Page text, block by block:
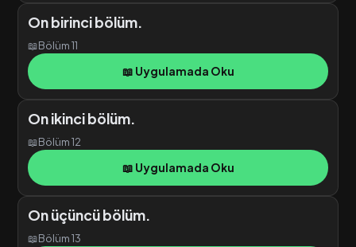
On birinci bölüm.
📖Bölüm 11
📖 Uygulamada Oku
On ikinci bölüm.
📖Bölüm 12
📖 Uygulamada Oku
On üçüncü bölüm.
📖Bölüm 13